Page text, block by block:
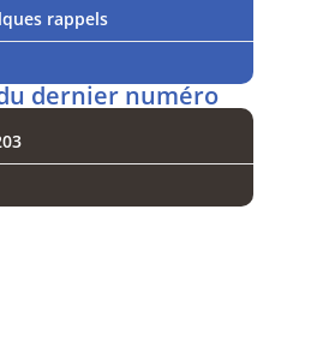
rappels
dernier numéro